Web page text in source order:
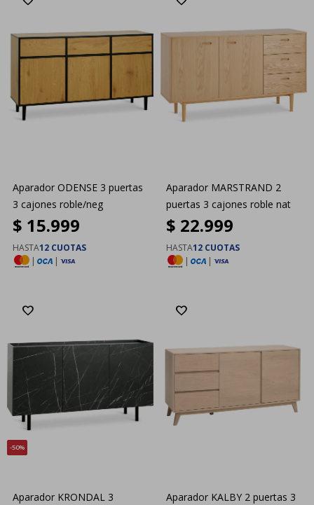
Aparador ODENSE 3 puertas
3 cajones roble/neg
$ 15.999
HASTA12 CUOTAS
|
|
Aparador MARSTRAND 2
puertas 3 cajones roble nat
$ 22.999
HASTA12 CUOTAS
|
|
50
Aparador KRONDAL 3
Aparador KALBY 2 puertas 3